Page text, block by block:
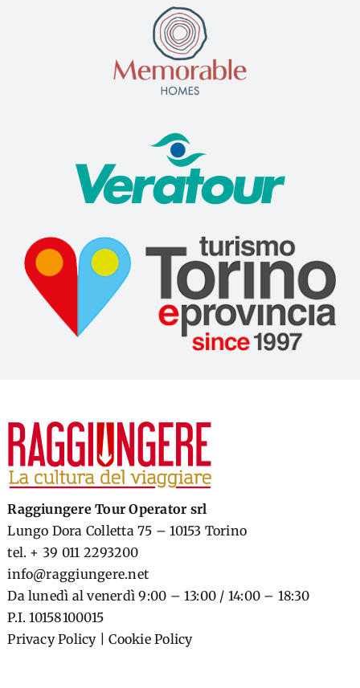
Raggiungere Tour Operator srl
Lungo Dora Colletta 75 – 10153 Torino
tel. + 39 011 2293200
info@raggiungere.net
Da lunedì al venerdì 9:00 – 13:00 / 14:00 – 18:30
P.I. 10158100015
Privacy Policy|Cookie Policy